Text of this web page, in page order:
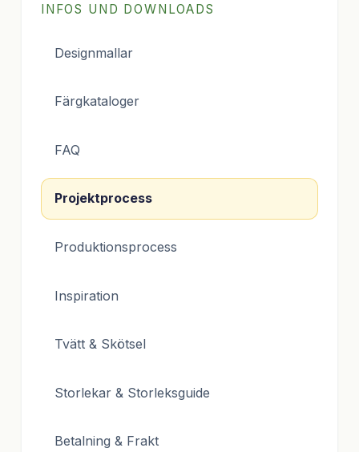
INFOS UND DOWNLOADS
Designmallar
Färgkataloger
FAQ
Projektprocess
Produktionsprocess
Inspiration
Tvätt & Skötsel
Storlekar & Storleksguide
Betalning & Frakt